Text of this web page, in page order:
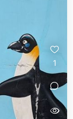
1